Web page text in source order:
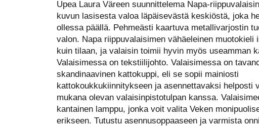
Upea Laura Väreen suunnittelema Napa-
kuvun lasisesta valoa läpäisevästä keskiöstä, joka
ollessa päällä. Pehmeästi kaartuva metallivarjostin
valon. Napa riippuvalaisimen vähäeleinen muotokieli
kuin tilaan, ja valaisin toimii hyvin myös useamman
Valaisimessa on tekstiilijohto. Valaisimessa on
skandinaavinen kattokuppi, eli se sopii mainiosti
kattokoukkukiinnitykseen ja asennettavaksi helposti
mukana olevan valaisinpistotulpan kanssa.
kantainen lamppu, jonka voit valita Veken
erikseen. Tutustu asennusoppaaseen ja varmista